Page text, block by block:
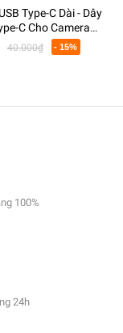
Type-C Dài - Dây
C Cho Camera
Webcam, Điện Thoại
40.000₫ - 15%
100%
24h